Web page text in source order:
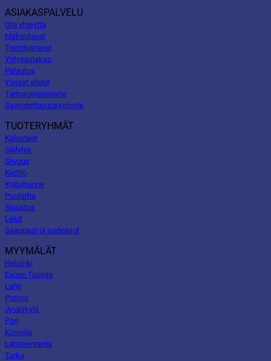
ASIAKASPALVELU
Ota yhteyttä
Maksutavat
Toimitustavat
Yritysasiakas
Palautus
Yleiset ehdot
Tietosuojaseloste
Saavutettavuusseloste
TUOTERYHMÄT
Kalusteet
Säilytys
Siivous
Keittiö
Kylpyhuone
Puutarha
Sisustus
Lelut
Saappaat ja sadeasut
MYYMÄLÄT
Helsinki
Espoo Tapiola
Lahti
Porvoo
Jyväskylä
Pori
Kouvola
Lappeenranta
Turku